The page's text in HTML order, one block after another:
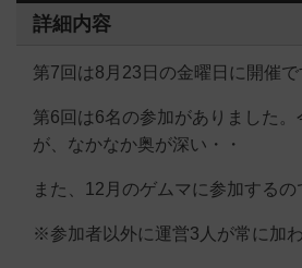
詳細内容
第7回は8月23日の金曜日に開催
第6回は6名の参加がありました
が、なかなか奥が深い・・
また、12月のゲムマに参加する
※参加者以外に運営3人が常に加わ